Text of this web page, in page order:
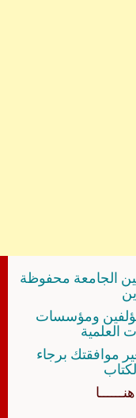
الجامعة محفوظة
ومؤسسات
العلمية
موافقتك برجاء
هنــــــا